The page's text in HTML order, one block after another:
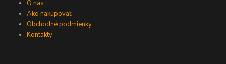
O nás
Ako nakupovať
Obchodné podmienky
Kontakty